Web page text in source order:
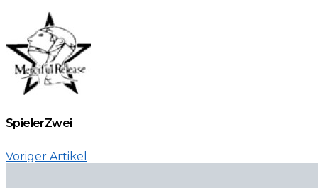
SpielerZwei
Voriger Artikel